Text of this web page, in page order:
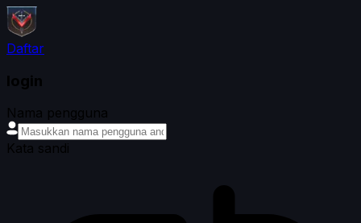
Daftar
login
Nama pengguna
Kata sandi